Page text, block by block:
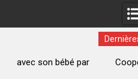
Coopération: Le ministre